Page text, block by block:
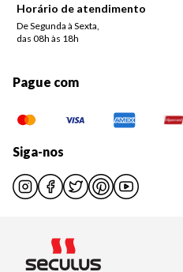
Horário de atendimento
De Segunda à Sexta,
das 08h às 18h
Pague com
Siga-nos